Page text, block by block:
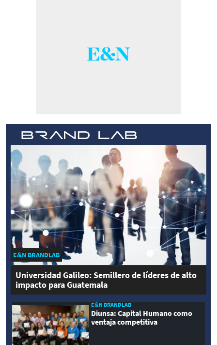
E&N BRANDLAB
Universidad Galileo: Semillero de líderes de alto
impacto para Guatemala
E&N BRANDLAB
Diunsa: Capital Humano como
ventaja competitiva